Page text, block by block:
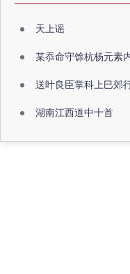
天上谣
某忝命守馀杭杨元素内翰洎
送叶良臣掌科上巳郊
湖南江西道中十首